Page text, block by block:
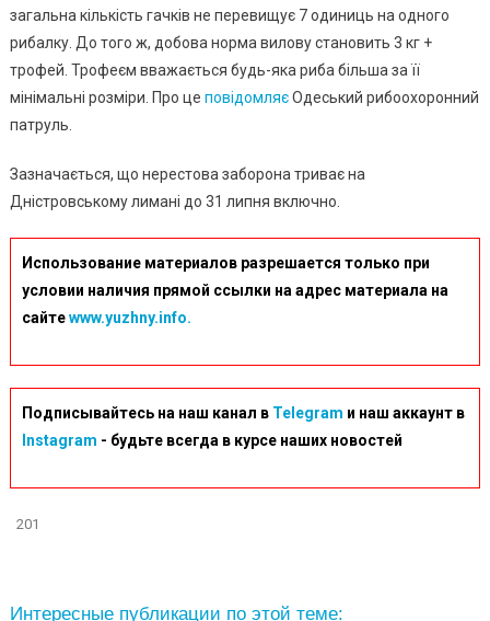
загальна кількість гачків не перевищує 7 одиниць на одного
рибалку. До того ж, добова норма вилову становить 3 кг +
трофей. Трофеєм вважається будь-яка риба більша за її
мінімальні розміри. Про це повідомляєОдеський рибоохоронний
патруль.
Зазначається, що нерестова заборона триває на
Дністровському лимані до 31 липня включно.
Использование материалов разрешается только при
условии наличия прямой ссылки на адрес материала на
сайтеwww.yuzhny.info.
Подписывайтесь на наш канал в Telegram и наш аккаунт в
Instagram - будьте всегда в курсе наших новостей
201
Интересные публикации по этой теме: